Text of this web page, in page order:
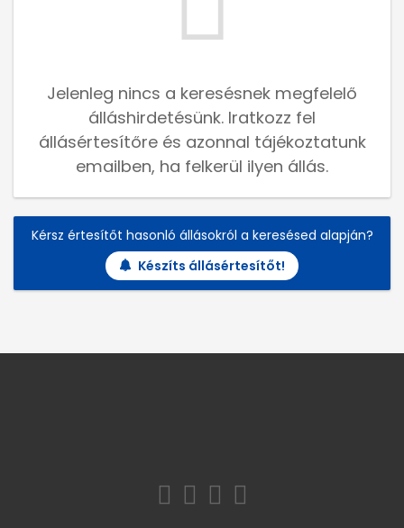
Jelenleg nincs a keresésnek megfelelő
álláshirdetésünk. Iratkozz fel
állásértesítőre és azonnal tájékoztatunk
emailben, ha felkerül ilyen állás.
Kérsz értesítőt hasonló állásokról a keresésed alapján?
Készíts állásértesítőt!